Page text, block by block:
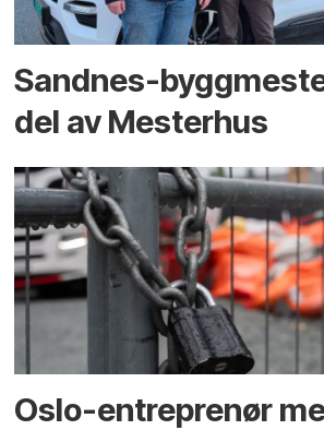
Sandnes-
del av Mesterhus
Oslo-entreprenør